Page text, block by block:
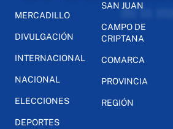
MERCADILLO
DIVULGACIÓN
INTERNACIONAL
NACIONAL
ELECCIONES
DEPORTES
SAN JUAN
CAMPO DE
CRIPTANA
COMARCA
PROVINCIA
REGIÓN